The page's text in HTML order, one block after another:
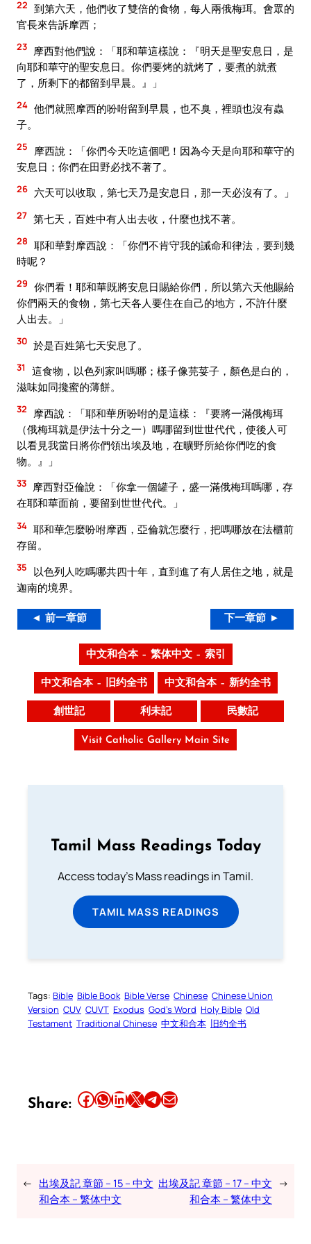
22 到第六天，他們收了雙倍的食物，每人兩俄梅珥。會眾的
官長來告訴摩西；
23 摩西對他們說：「耶和華這樣說：『明天是聖安息日，是
向耶和華守的聖安息日。你們要烤的就烤了，要煮的就煮
了，所剩下的都留到早晨。』」
24 他們就照摩西的吩咐留到早晨，也不臭，裡頭也沒有蟲
子。
25
摩西說：「你們今天吃這個吧！因為今天是向耶和華守的
安息日；你們在田野必找不著了。
26 六天可以收取，第七天乃是安息日，那一天必沒有了。」
27 第七天，百姓中有人出去收，什麼也找不著。
28 耶和華對摩西說：「你們不肯守我的誡命和律法，要到幾
時呢？
29 你們看！耶和華既將安息日賜給你們，所以第六天他賜給
你們兩天的食物，第七天各人要住在自己的地方，不許什麼
人出去。」
30 於是百姓第七天安息了。
31
這食物，以色列家叫嗎哪；樣子像芫荽子，顏色是白的，
滋味如同攙蜜的薄餅。
32
摩西說：「耶和華所吩咐的是這樣：『要將一滿俄梅珥
（俄梅珥就是伊法十分之一）嗎哪留到世世代代，使後人可
以看見我當日將你們領出埃及地，在曠野所給你們吃的食
物。』」
33 摩西對亞倫說：「你拿一個罐子，盛一滿俄梅珥嗎哪，存
在耶和華面前，要留到世世代代。」
34 耶和華怎麼吩咐摩西，亞倫就怎麼行，把嗎哪放在法櫃前
存留。
35
以色列人吃嗎哪共四十年，直到進了有人居住之地，就是
迦南的境界。
◄ 前一章節 下一章節 ►
中文和合本 – 繁体中文 – 索引
中文和合本 – 旧约全书 中文和合本 – 新约全书
創世記 利未記 民數記
Visit Catholic Gallery Main Site
Tamil Mass Readings Today
Access today's Mass readings in Tamil.
TAMIL MASS READINGS
Tags: Bible Bible Book Bible Verse Chinese Chinese Union
Version CUV CUVT Exodus God’s Word Holy Bible Old
Testament Traditional Chinese 中文和合本 旧约全书
Share: Share this article on Facebook Share this article on WhatsApp Share this article on LinkedIn Share this article on X Share this article on TelegramEmail this Article
← 出埃及記 章節 – 15 – 中文
和合本 – 繁体中文
出埃及記 章節 – 17 – 中文
和合本 – 繁体中文
→